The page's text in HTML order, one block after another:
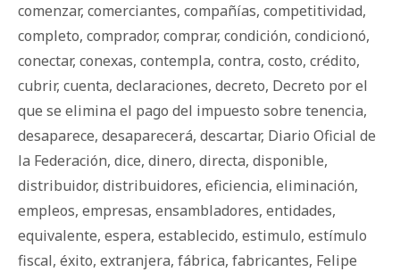
comenzar, comerciantes, compañías, competitividad,
completo, comprador, comprar, condición, condicionó,
conectar, conexas, contempla, contra, costo, crédito,
cubrir, cuenta, declaraciones, decreto, Decreto por el
que se elimina el pago del impuesto sobre tenencia,
desaparece, desaparecerá, descartar, Diario Oficial de
la Federación, dice, dinero, directa, disponible,
distribuidor, distribuidores, eficiencia, eliminación,
empleos, empresas, ensambladores, entidades,
equivalente, espera, establecido, estimulo, estímulo
fiscal, éxito, extranjera, fábrica, fabricantes, Felipe